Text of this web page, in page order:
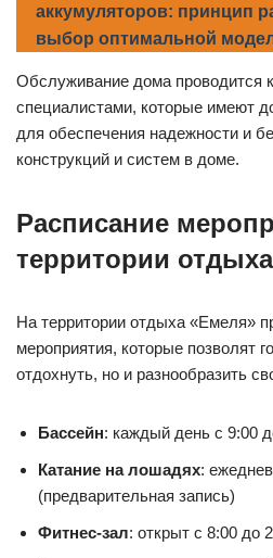
аккумуляторов: принцип
выбор оптимальной
Обслуживание дома проводится
специалистами, которые имеют
для обеспечения надежности и
конструкций и систем в доме.
Расписание
территории отдыха
На территории отдыха «Емеля»
мероприятия, которые позволят
отдохнуть, но и разнообразить
Бассейн: каждый день с 9:00
Катание на лошадях:
(предварительная запись)
Фитнес-зал: открыт с 8:00 до